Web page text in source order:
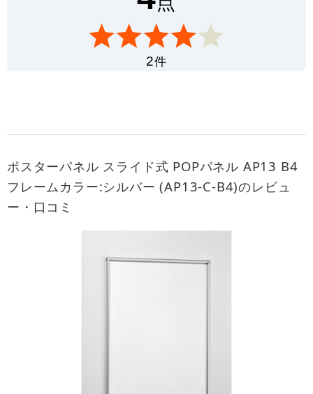
2件
ポスターパネル スライド式 POPパネル AP13 B4
フレームカラー:シルバー (AP13-C-B4)のレビュ
ー・口コミ